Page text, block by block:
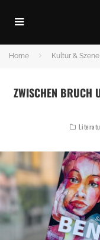
Home Kultur & Szene
ZWISCHEN BRUCH